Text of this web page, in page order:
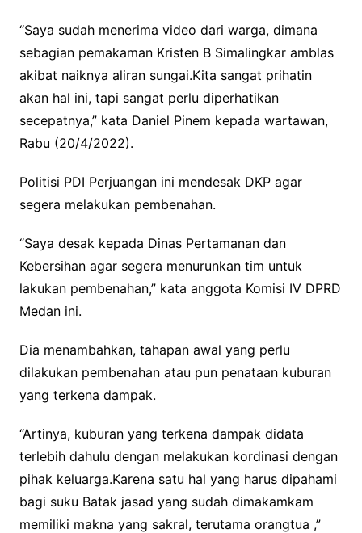
“Saya sudah menerima video dari warga, dimana
sebagian pemakaman Kristen B Simalingkar amblas
akibat naiknya aliran sungai.Kita sangat prihatin
akan hal ini, tapi sangat perlu diperhatikan
secepatnya,” kata Daniel Pinem kepada wartawan,
Rabu (20/4/2022).
Politisi PDI Perjuangan ini mendesak DKP agar
segera melakukan pembenahan.
“Saya desak kepada Dinas Pertamanan dan
Kebersihan agar segera menurunkan tim untuk
lakukan pembenahan,” kata anggota Komisi IV DPRD
Medan ini.
Dia menambahkan, tahapan awal yang perlu
dilakukan pembenahan atau pun penataan kuburan
yang terkena dampak.
“Artinya, kuburan yang terkena dampak didata
terlebih dahulu dengan melakukan kordinasi dengan
pihak keluarga.Karena satu hal yang harus dipahami
bagi suku Batak jasad yang sudah dimakamkam
memiliki makna yang sakral, terutama orangtua ,”